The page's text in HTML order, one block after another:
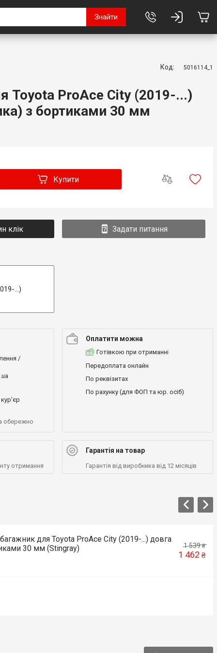
Знайти
Код: 5016114_1
Toyota ProAce City (2019-...)
з бортиками 30 мм
Купити
клік Задати питання
...)
/
обережно
Оплатити можна
Готівкою при отриманні
Передоплата онлайн
По реквізитах
По рахунку (для ФОП та юр. осіб)
отримання
Гарантія на товар
Гарантія від виробника від 12 місяців
для Toyota ProAce City (2019-...) довга
30 мм (Stingray)
1 539₴
1 462 ₴